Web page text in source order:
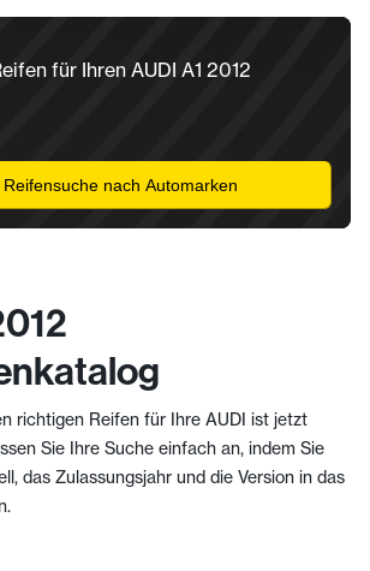
für Ihren AUDI A1 2012
Reifensuche nach Automarken
richtigen Reifen für Ihre AUDI ist jetzt
Sie Ihre Suche einfach an, indem Sie
das Zulassungsjahr und die Version in das